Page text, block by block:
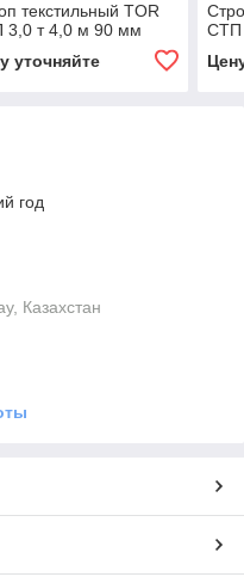
текстильный TOR
3,0 т 4,0 м 90 мм
уточняйте
СТП
год
Казахстан